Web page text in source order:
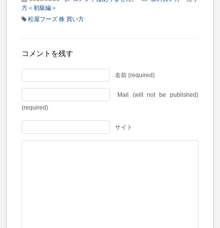
方＜初級編＞
松屋フーズ 株 買い方
コメントを残す
名前 (required)
Mail (will not be published)
(required)
サイト